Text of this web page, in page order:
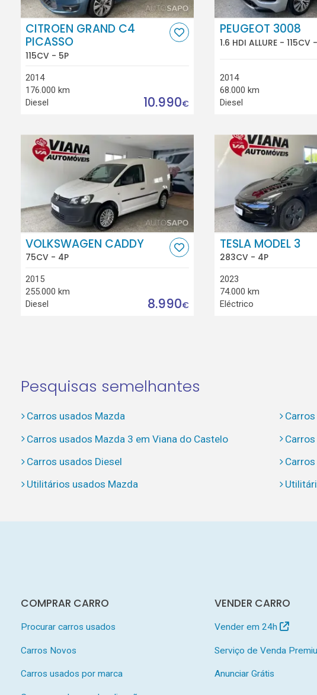
CITROEN GRAND C4
PICASSO
115CV - 5P
2014
176.000 km
Diesel
10.990€
PEUGEOT 3008
1.6 HDI ALLURE - 115CV
2014
68.000 km
Diesel
VOLKSWAGEN CADDY
75CV - 4P
2015
255.000 km
Diesel
8.990€
TESLA MODEL 3
283CV - 4P
2023
74.000 km
Eléctrico
Pesquisas semelhantes
Carros usados Mazda
Carros usados Mazda 3 em Viana do Castelo
Carros usados Diesel
Utilitários usados Mazda
COMPRAR CARRO
Procurar carros usados
Carros Novos
Carros usados por marca
VENDER CARRO
Vender em 24h
Serviço de Venda
Anunciar Grátis